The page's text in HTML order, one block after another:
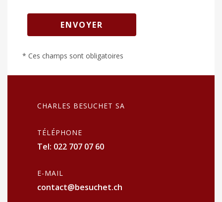
ENVOYER
* Ces champs sont obligatoires
CHARLES BESUCHET SA
TÉLÉPHONE
Tel: 022 707 07 60
E-MAIL
contact@besuchet.ch